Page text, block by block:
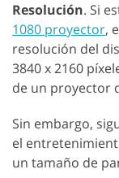
Resolución. Si
1080 proyector,
resolución del
3840 x 2160
de un proyector
Sin embargo,
el
un tamaño de